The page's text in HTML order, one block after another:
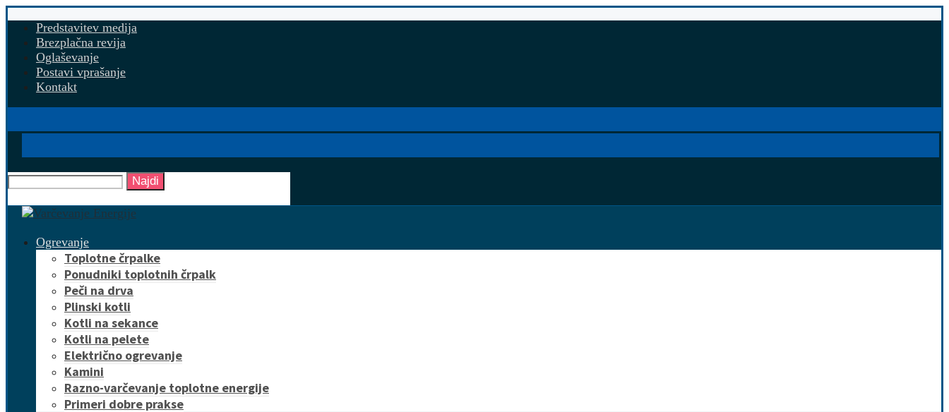
Predstavitev medija
Brezplačna revija
Oglaševanje
Postavi vprašanje
Kontakt
Najdi
Ogrevanje
Toplotne črpalke
Ponudniki toplotnih črpalk
Peči na drva
Plinski kotli
Kotli na sekance
Kotli na pelete
Električno ogrevanje
Kamini
Razno-varčevanje toplotne energije
Primeri dobre prakse